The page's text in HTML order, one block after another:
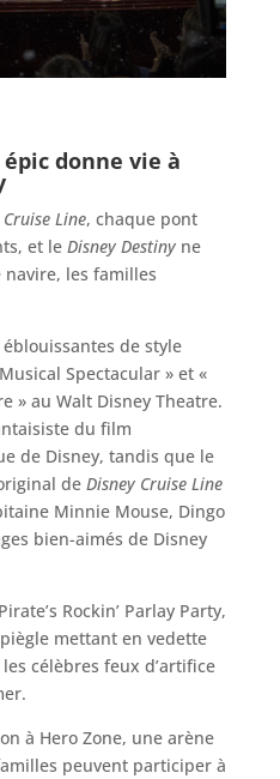
donne vie à
Line, chaque pont
et le Disney Destinyne
les familles
de style
Spectacular » et «
» au Walt Disney Theatre.
du film
de Disney, tandis que le
de Disney Cruise Line
Minnie Mouse, Dingo
bien-aimés de Disney
Rockin’ Parlay Party,
mettant en vedette
célèbres feux d’artifice
à Hero Zone, une arène
peuvent participer à